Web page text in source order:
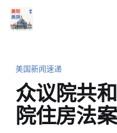
美国新闻速递
众议院共
院住房法案